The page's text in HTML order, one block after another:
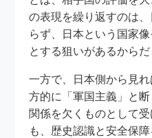
の表現を繰り返すのは
らず、日本という国家
とする狙いがあるからだ
一方で、日本側から見
方的に「軍国主義」と
関係を欠くものとして
も、歴史認識と安全保